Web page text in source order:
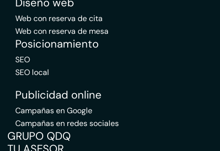
Web con reserva de cita
Web con reserva de mesa
Posicionamiento
SEO
SEO local
Publicidad online
Campañas en Google
Campañas en redes sociales
GRUPO QDQ